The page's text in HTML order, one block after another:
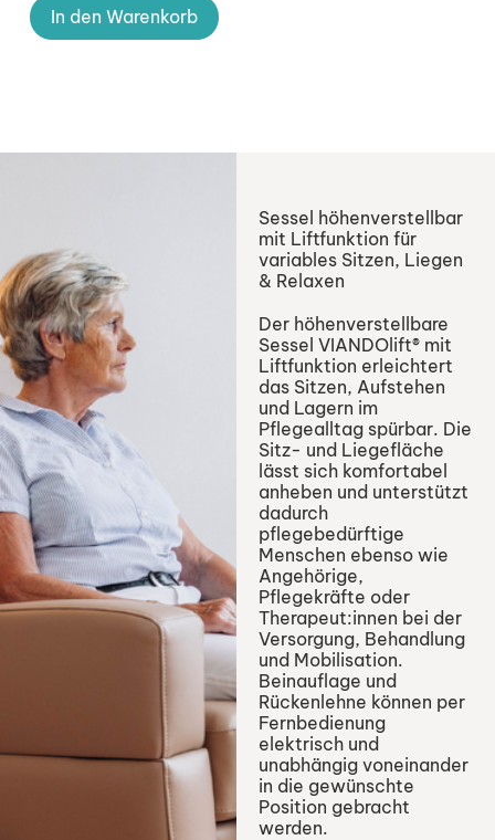
In den Warenkorb
Sessel höhenverstellbar
mit Liftfunktion für
variables Sitzen, Liegen
& Relaxen
Der höhenverstellbare
Sessel VIANDOlift® mit
Liftfunktion erleichtert
das Sitzen, Aufstehen
und Lagern im
Pflegealltag spürbar. Die
Sitz- und Liegefläche
lässt sich komfortabel
anheben und unterstützt
dadurch
pflegebedürftige
Menschen ebenso wie
Angehörige,
Pflegekräfte oder
Therapeut:innen bei der
Versorgung, Behandlung
und Mobilisation.
Beinauflage und
Rückenlehne können per
Fernbedienung
elektrisch und
unabhängig voneinander
in die gewünschte
Position gebracht
werden.